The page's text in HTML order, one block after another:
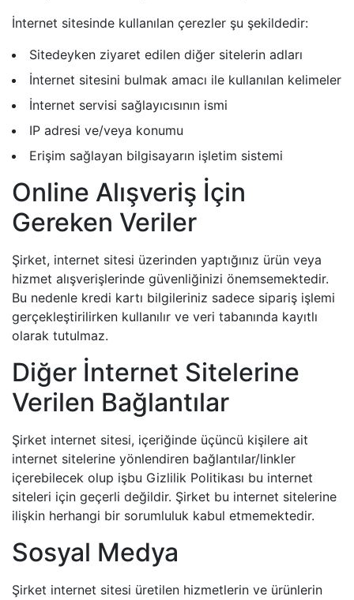
İnternet sitesinde kullanılan çerezler şu şekildedir:
Sitedeyken ziyaret edilen diğer sitelerin adları
İnternet sitesini bulmak amacı ile kullanılan kelimeler
İnternet servisi sağlayıcısının ismi
IP adresi ve/veya konumu
Erişim sağlayan bilgisayarın işletim sistemi
Online Alışveriş İçin
Gereken Veriler
Şirket, internet sitesi üzerinden yaptığınız ürün veya
hizmet alışverişlerinde güvenliğinizi önemsemektedir.
Bu nedenle kredi kartı bilgileriniz sadece sipariş işlemi
gerçekleştirilirken kullanılır ve veri tabanında kayıtlı
olarak tutulmaz.
Diğer İnternet Sitelerine
Verilen Bağlantılar
Şirket internet sitesi, içeriğinde üçüncü kişilere ait
internet sitelerine yönlendiren bağlantılar/linkler
içerebilecek olup işbu Gizlilik Politikası bu internet
siteleri için geçerli değildir. Şirket bu internet sitelerine
ilişkin herhangi bir sorumluluk kabul etmemektedir.
Sosyal Medya
Şirket internet sitesi üretilen hizmetlerin ve ürünlerin